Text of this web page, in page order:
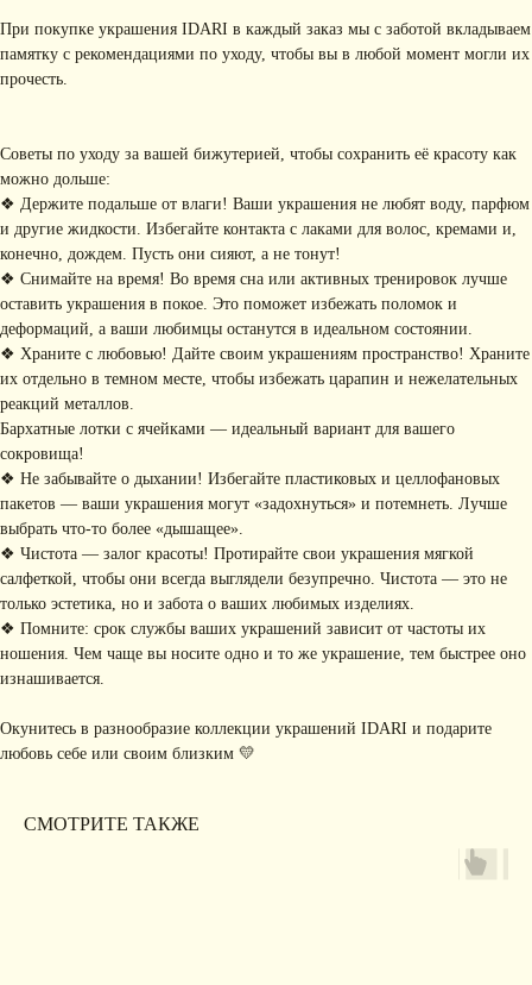
При покупке украшения IDARI в каждый заказ мы с заботой вкладываем
памятку с рекомендациями по уходу, чтобы вы в любой момент могли их
прочесть.
Советы по уходу за вашей бижутерией, чтобы сохранить её красоту как
можно дольше:
❖ Держите подальше от влаги! Ваши украшения не любят воду, парфюм
и другие жидкости. Избегайте контакта с лаками для волос, кремами и,
конечно, дождем. Пусть они сияют, а не тонут!
❖ Снимайте на время! Во время сна или активных тренировок лучше
оставить украшения в покое. Это поможет избежать поломок и
деформаций, а ваши любимцы останутся в идеальном состоянии.
❖ Храните с любовью! Дайте своим украшениям пространство! Храните
их отдельно в темном месте, чтобы избежать царапин и нежелательных
реакций металлов.
Бархатные лотки с ячейками — идеальный вариант для вашего
сокровища!
❖ Не забывайте о дыхании! Избегайте пластиковых и целлофановых
пакетов — ваши украшения могут «задохнуться» и потемнеть. Лучше
выбрать что-то более «дышащее».
❖ Чистота — залог красоты! Протирайте свои украшения мягкой
салфеткой, чтобы они всегда выглядели безупречно. Чистота — это не
только эстетика, но и забота о ваших любимых изделиях.
❖ Помните: срок службы ваших украшений зависит от частоты их
ношения. Чем чаще вы носите одно и то же украшение, тем быстрее оно
изнашивается.
Окунитесь в разнообразие коллекции украшений IDARI и подарите
любовь себе или своим близким 💛
СМОТРИТЕ ТАКЖЕ
Digital-Step
ПОДПИШИТЕСЬ НА
Я соглашаюсь с обработкой персональных данных в соответствии с
политикой
конфиденциальности
Ясоглашаюсь на получение рекламной рассылки
подписаться
по уходу
Договор публичной
Политика
конфиденциальности
ОГРН 324547600025580
ИП Хайруллина Сюзанна
ИНФОРМАЦИЯ
Instagram принадлежит компании Meta,